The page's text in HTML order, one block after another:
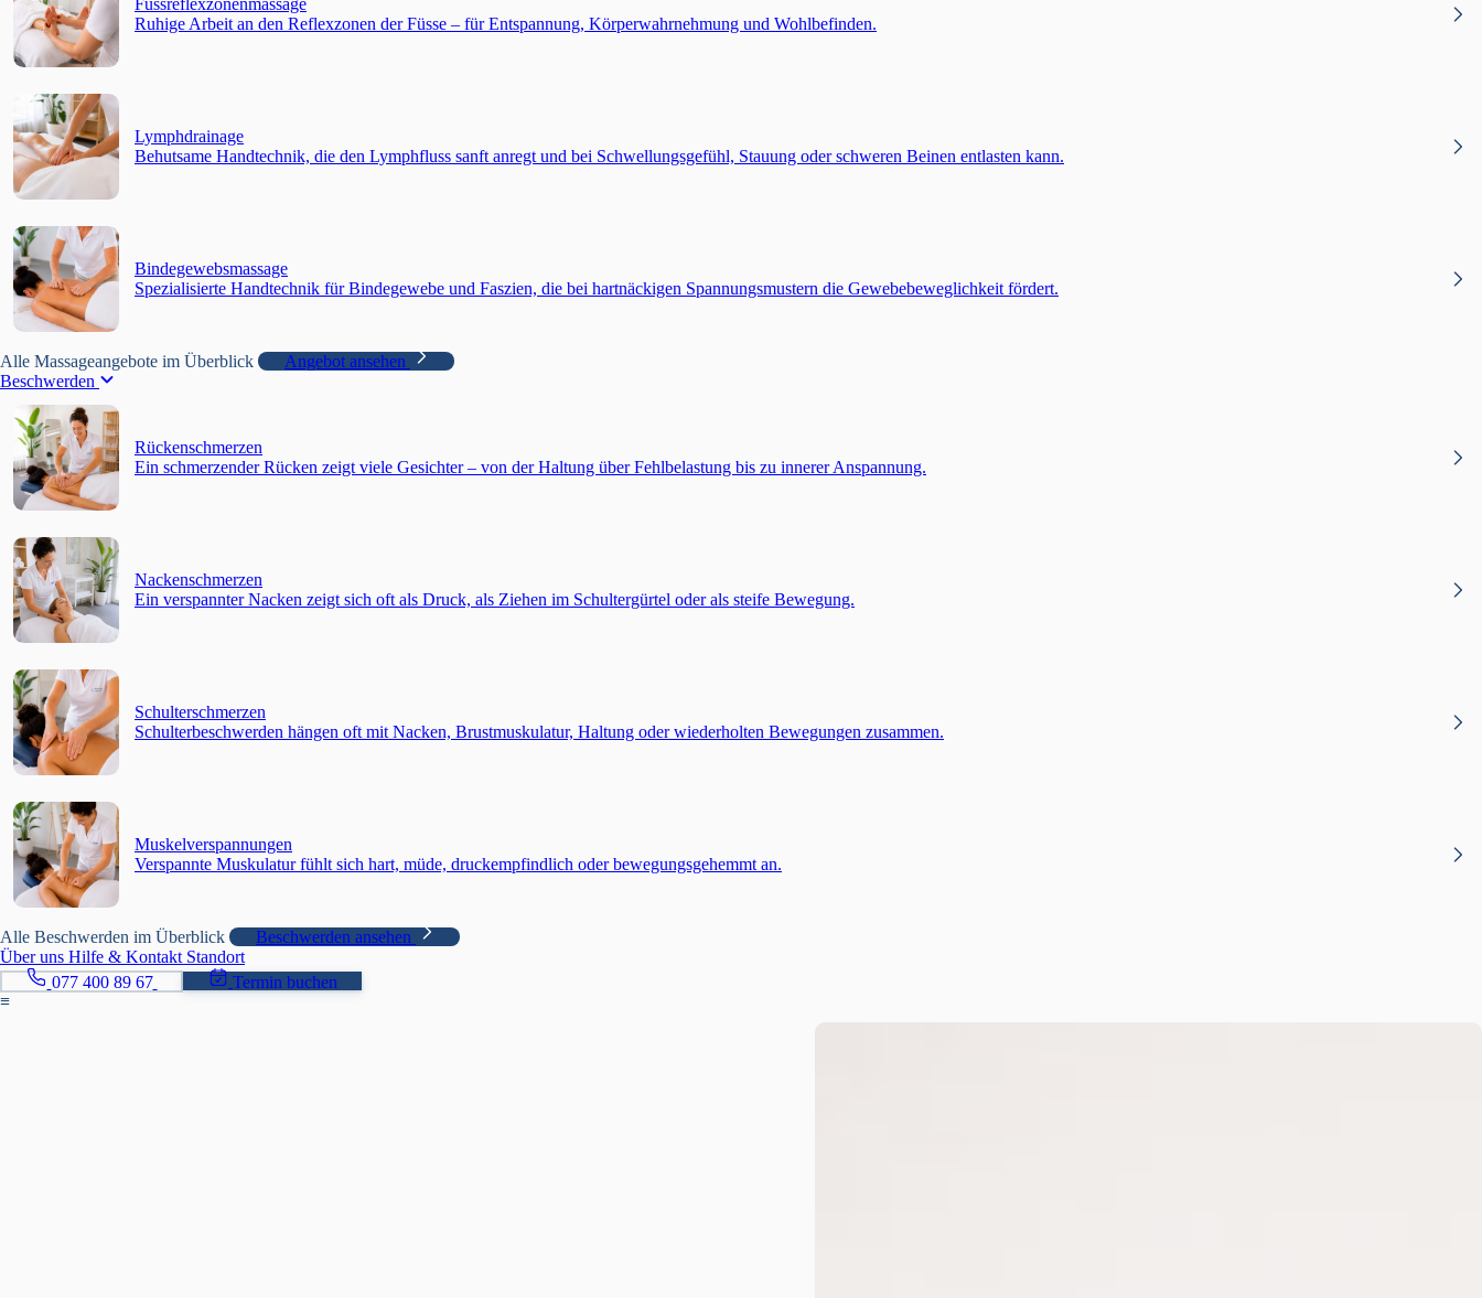
Ruhige Arbeit an den Reflexzonen der Füsse – für Entspannung, Körperwahrnehmung und Wohlbefinden.
Lymphdrainage
Behutsame Handtechnik, die den Lymphfluss sanft anregt und bei Schwellungsgefühl, Stauung oder schweren Beinen entlasten kann.
Bindegewebsmassage
Spezialisierte Handtechnik für Bindegewebe und Faszien, die bei hartnäckigen Spannungsmustern die Gewebebeweglichkeit fördert.
Alle Massageangebote im Überblick
Angebot ansehen
Beschwerden
Rückenschmerzen
Ein schmerzender Rücken zeigt viele Gesichter – von der Haltung über Fehlbelastung bis zu innerer Anspannung.
Nackenschmerzen
Ein verspannter Nacken zeigt sich oft als Druck, als Ziehen im Schultergürtel oder als steife Bewegung.
Schulterschmerzen
Schulterbeschwerden hängen oft mit Nacken, Brustmuskulatur, Haltung oder wiederholten Bewegungen zusammen.
Muskelverspannungen
Verspannte Muskulatur fühlt sich hart, müde, druckempfindlich oder bewegungsgehemmt an.
Alle Beschwerden im Überblick
Beschwerden ansehen
Über uns Hilfe & Kontakt Standort
077 400 89 67
Termin buchen
≡